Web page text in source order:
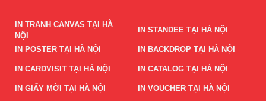
IN TRANH CANVAS TẠI HÀ
NỘI
IN STANDEE TẠI HÀ NỘI
IN POSTER TẠI HÀ NỘI IN BACKDROP TẠI HÀ NỘI
IN CARDVISIT TẠI HÀ NỘI IN CATALOG TẠI HÀ NỘI
IN GIẤY MỜI TẠI HÀ NỘI IN VOUCHER TẠI HÀ NỘI